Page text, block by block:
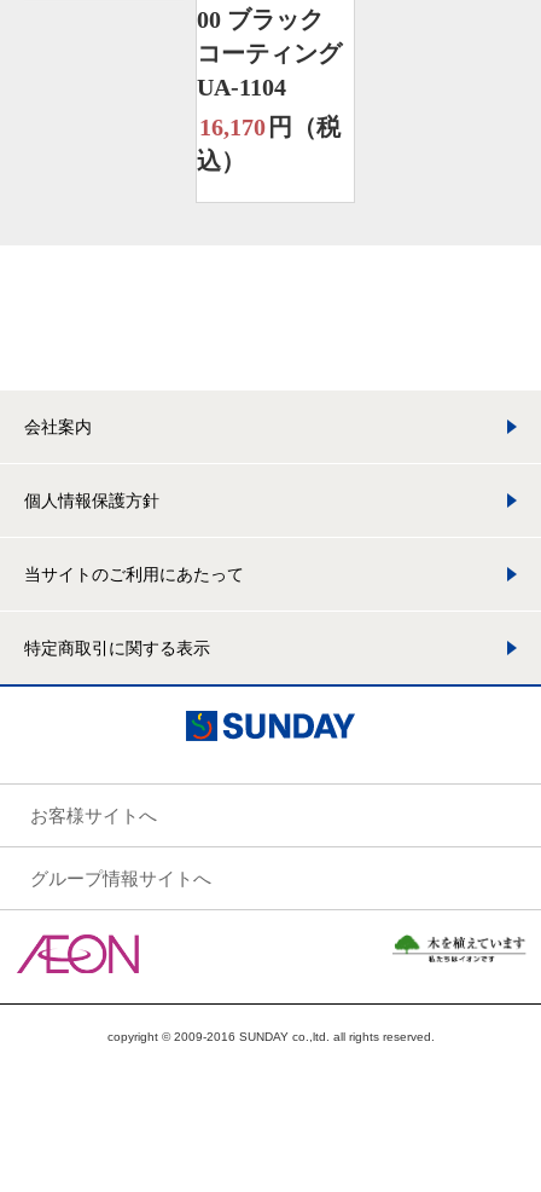
00 ブラック
コーティング
UA-1104
16,170 円（税
込）
会社案内
個人情報保護方針
当サイトのご利用にあたって
特定商取引に関する表示
お客様サイトへ
グループ情報サイトへ
copyright © 2009-2016 SUNDAY co.,ltd. all rights reserved.